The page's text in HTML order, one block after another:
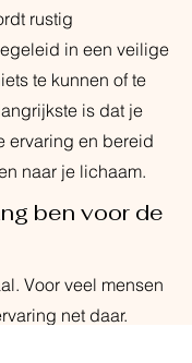
rustig
in een veilige
te kunnen of te
is dat je
ervaring en bereid
naar je lichaam.
ben voor de
Voor veel mensen
net daar.